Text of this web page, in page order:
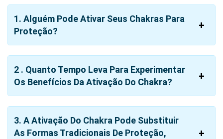
1. Alguém Pode Ativar Seus Chakras Para
Proteção?
2 . Quanto Tempo Leva Para Experimentar
Os Benefícios Da Ativação Do Chakra?
3. A Ativação Do Chakra Pode Substituir
As Formas Tradicionais De Proteção,